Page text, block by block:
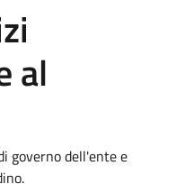
al
governo dell'ente e